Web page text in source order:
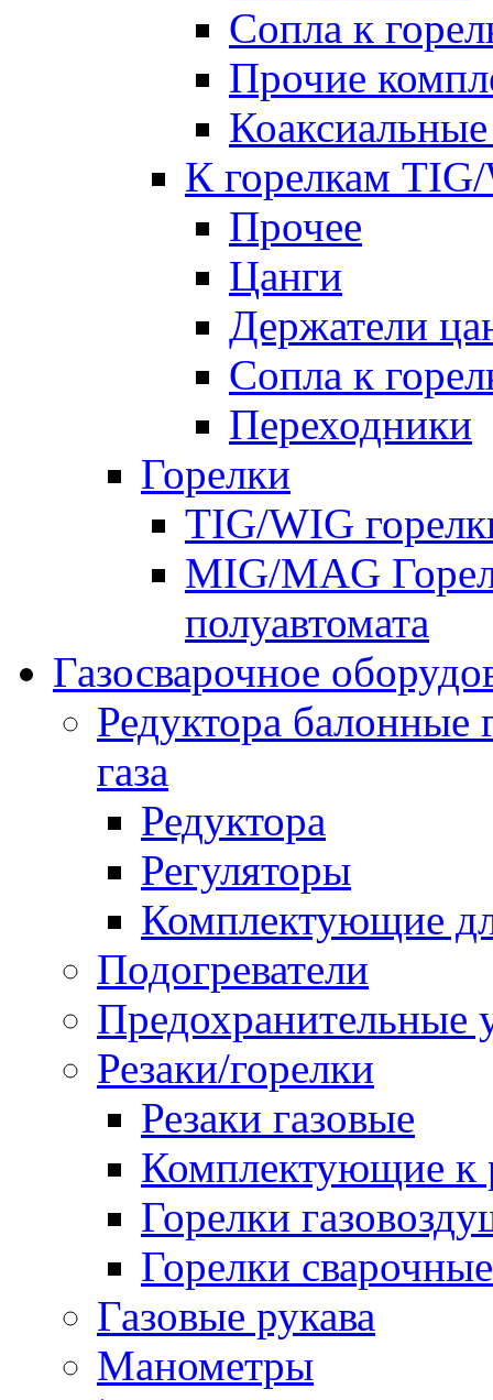
Сопла к
Прочие
К горелкам
Прочее
Цанги
Держатели
Сопла к
Переходники
Горелки
TIG/WIG
MIG/MAG
полуавтомата
Газосварочное
Редуктора балонные
газа
Редуктора
Регуляторы
Комплектующие
Подогреватели
Предохранительные
Резаки/горелки
Резаки газовые
Комплектующие к
Горелки
Горелки сварочные
Газовые рукава
Манометры